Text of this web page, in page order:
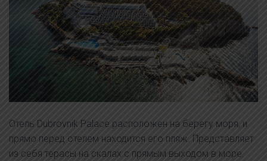
Отель Dubrovnik Palace расположен на берегу моря, и
прямо перед отелем находится его пляж. Представляет
из себя терасы на скалах с прямым выходом в море.